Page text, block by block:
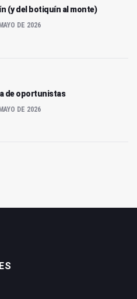
(y del botiquín al monte)
DE 2026
de oportunistas
DE 2026